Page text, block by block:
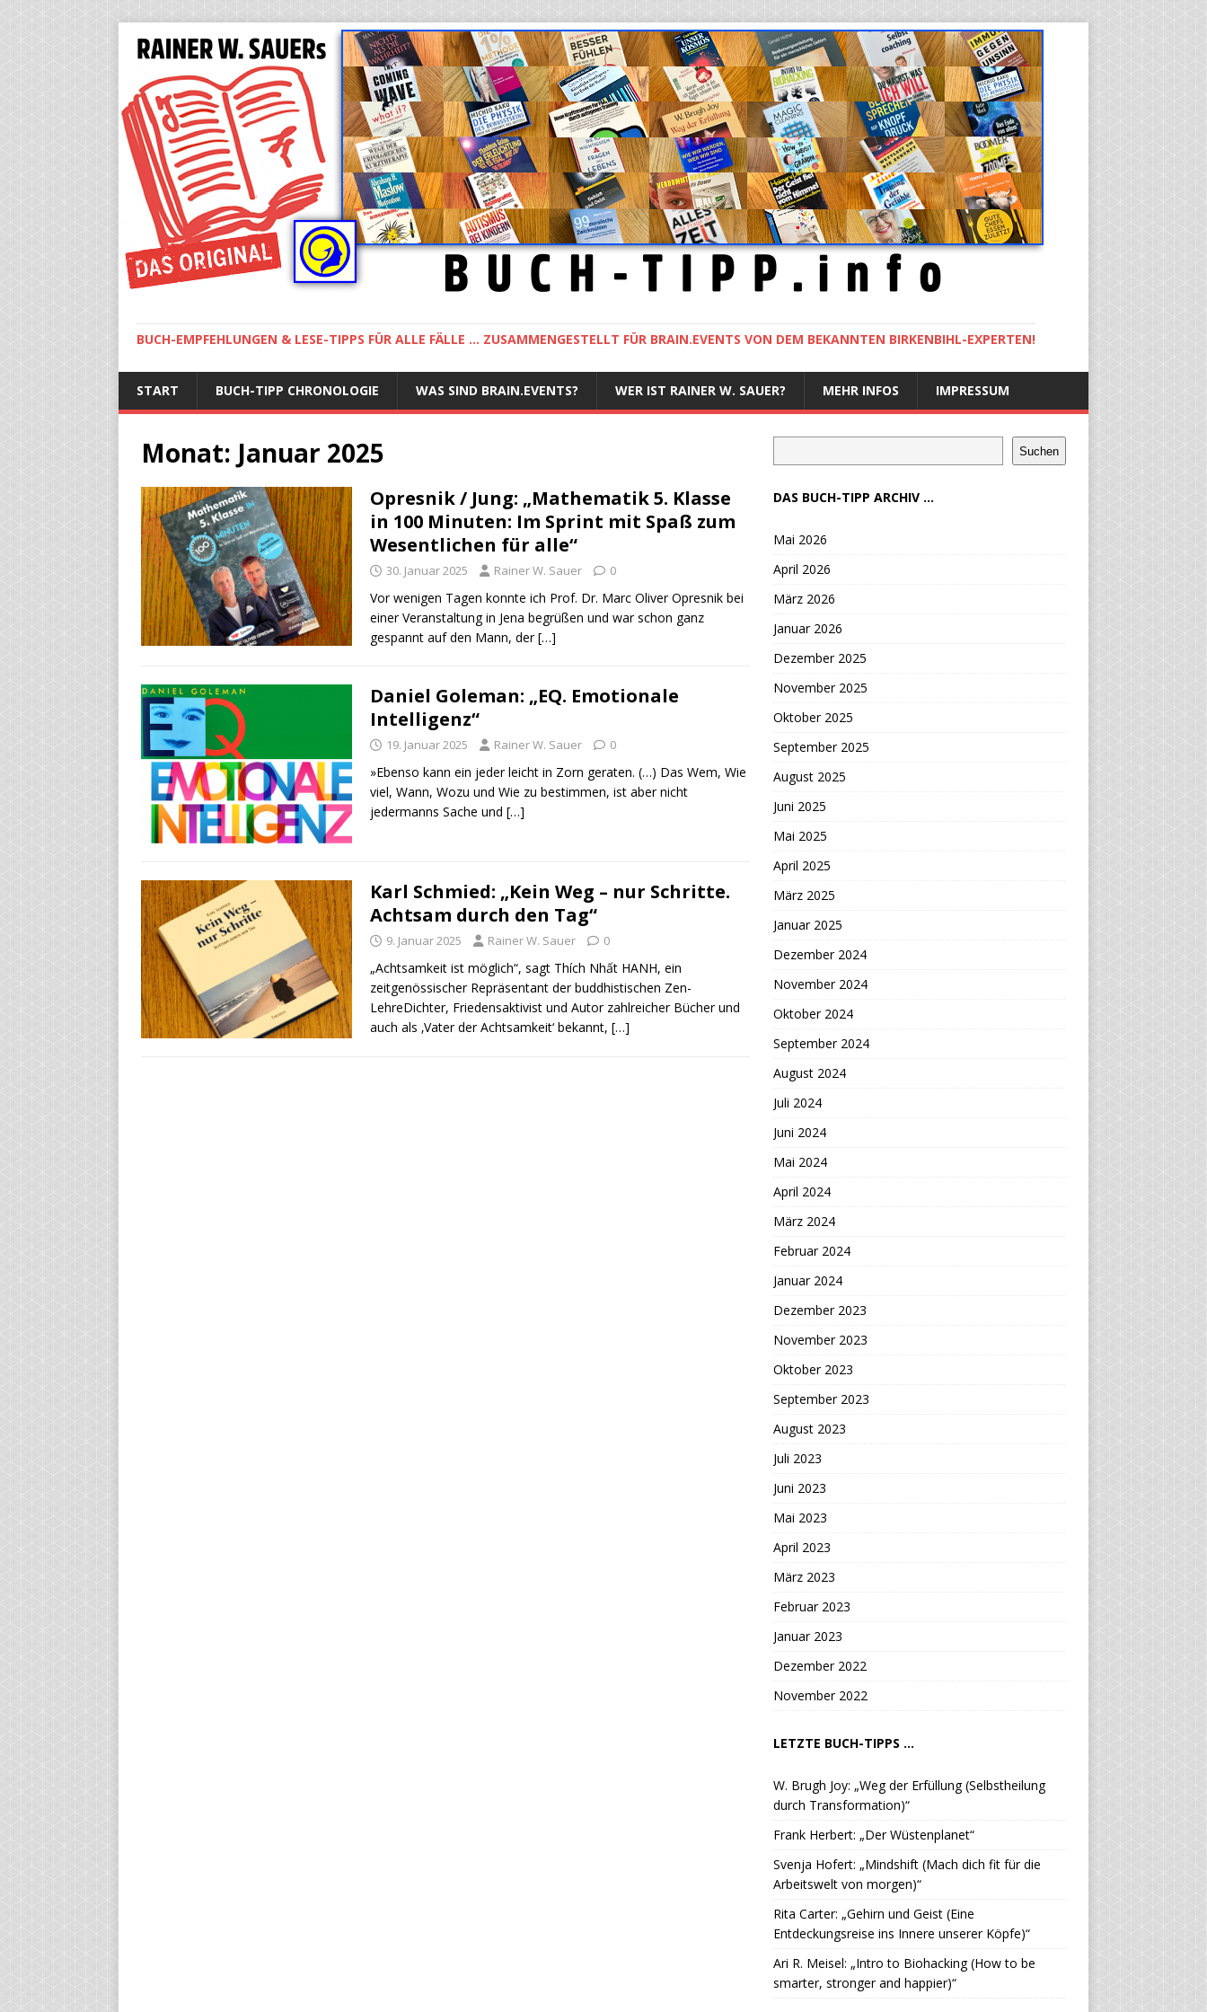
BUCH-EMPFEHLUNGEN & LESE-TIPPS FÜR ALLE FÄLLE ... ZUSAMMENGESTELLT FÜR BRAIN.EVENTS VON DEM BEKANNTEN BIRKENBIHL-EXPERTEN!
START BUCH-TIPP CHRONOLOGIE WAS SIND BRAIN.EVENTS? WER IST RAINER W. SAUER? MEHR INFOS IMPRESSUM
Monat: Januar 2025
Opresnik / Jung: „Mathematik 5. Klasse
in 100 Minuten: Im Sprint mit Spaß zum
Wesentlichen für alle“
30. Januar 2025 Rainer W. Sauer 0
Vor wenigen Tagen konnte ich Prof. Dr. Marc Oliver Opresnik bei
einer Veranstaltung in Jena begrüßen und war schon ganz
gespannt auf den Mann, der[…]
Daniel Goleman: „EQ. Emotionale
Intelligenz“
19. Januar 2025 Rainer W. Sauer 0
»Ebenso kann ein jeder leicht in Zorn geraten. (…) Das Wem, Wie
viel, Wann, Wozu und Wie zu bestimmen, ist aber nicht
jedermanns Sache und […]
Karl Schmied: „Kein Weg – nur Schritte.
Achtsam durch den Tag“
9. Januar 2025 Rainer W. Sauer 0
„Achtsamkeit ist möglich“, sagt Thích Nhất HANH, ein
zeitgenössischer Repräsentant der buddhistischen Zen-
LehreDichter, Friedensaktivist und Autor zahlreicher Bücher und
auch als ‚Vater der Achtsamkeit‘ bekannt, […]
Suchen
DAS BUCH-TIPP ARCHIV ...
Mai 2026
April 2026
März 2026
Januar 2026
Dezember 2025
November 2025
Oktober 2025
September 2025
August 2025
Juni 2025
Mai 2025
April 2025
März 2025
Januar 2025
Dezember 2024
November 2024
Oktober 2024
September 2024
August 2024
Juli 2024
Juni 2024
Mai 2024
April 2024
März 2024
Februar 2024
Januar 2024
Dezember 2023
November 2023
Oktober 2023
September 2023
August 2023
Juli 2023
Juni 2023
Mai 2023
April 2023
März 2023
Februar 2023
Januar 2023
Dezember 2022
November 2022
LETZTE BUCH-TIPPS ...
W. Brugh Joy: „Weg der Erfüllung (Selbstheilung
durch Transformation)“
Frank Herbert: „Der Wüstenplanet“
Svenja Hofert: „Mindshift (Mach dich fit für die
Arbeitswelt von morgen)“
Rita Carter: „Gehirn und Geist (Eine
Entdeckungsreise ins Innere unserer Köpfe)“
Ari R. Meisel: „Intro to Biohacking (How to be
smarter, stronger and happier)“